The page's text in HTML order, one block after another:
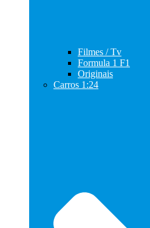
Filmes / Tv
Formula 1 F1
Originais
Carros 1:24